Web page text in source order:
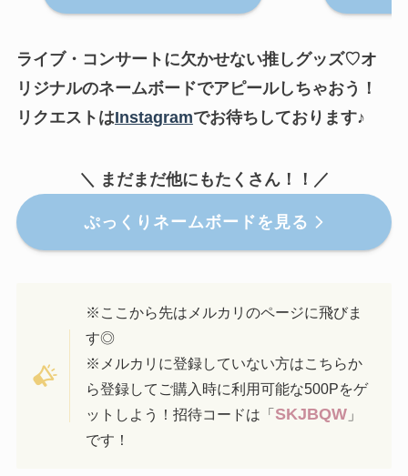
ライブ・コンサートに欠かせない推しグッズ♡オ
リジナルのネームボードでアピールしちゃおう！
リクエストはInstagramでお待ちしております♪
＼ まだまだ他にもたくさん！！／
ぷっくりネームボードを見る
※ここから先はメルカリのページに飛びま
す◎
※メルカリに登録していない方はこちらか
ら登録してご購入時に利用可能な500Pをゲ
ットしよう！招待コードは「SKJBQW 」
です！